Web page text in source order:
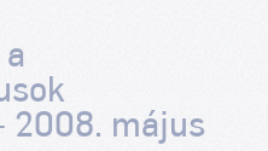
2008. május